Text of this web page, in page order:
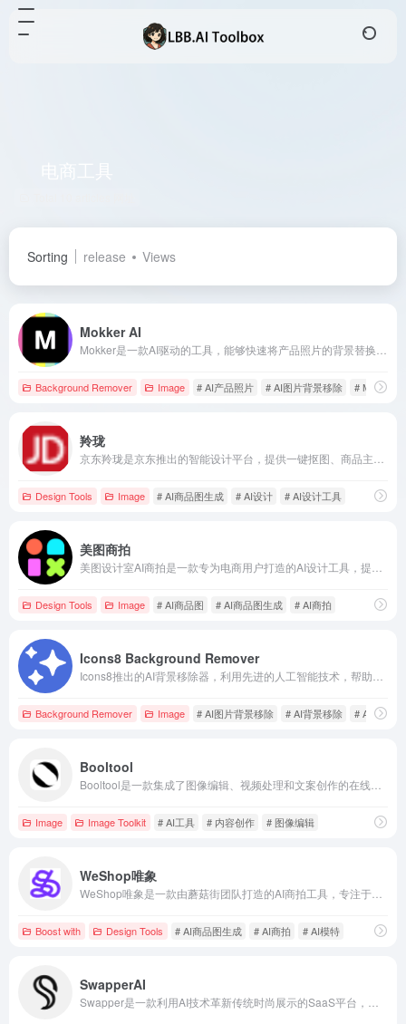
Sorting release Views
Mokker AI
Background Remover Image # AI产品照片 # AI图片背景移除 # Mokker
羚珑
Design Tools Image # AI商品图生成 # AI设计 # AI设计工具
美图商拍
Design Tools Image # AI商品图 # AI商品图生成 # AI商拍
Icons8 Background Remover
Background Remover Image # AI图片背景移除 # AI背景移除 # API集成
Booltool
Image Image Toolkit # AI工具 # 内容创作 # 图像编辑
WeShop唯象
Boost with Design Tools # AI商品图生成 # AI商拍 # AI模特
SwapperAI